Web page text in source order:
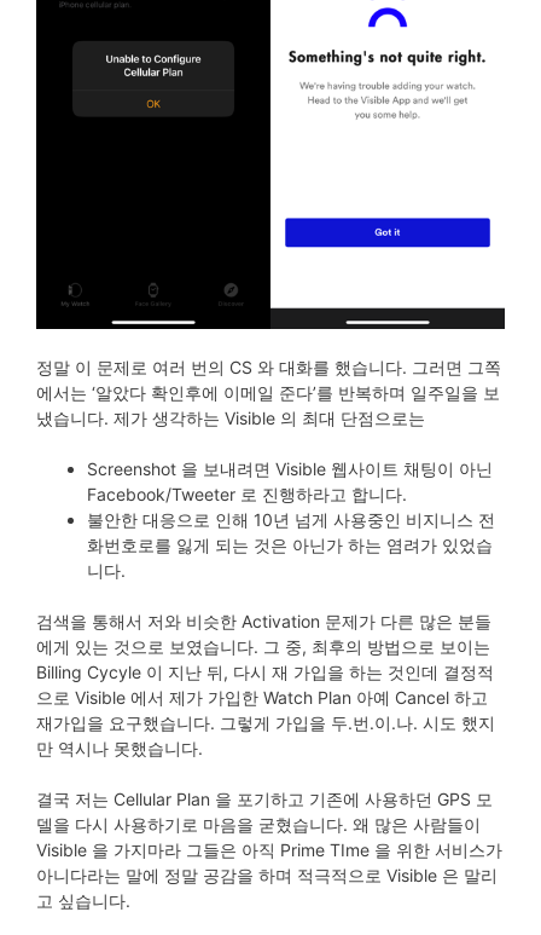
정말 이 문제로 여러 번의 CS 와 대화를 했습니다. 그러면 그쪽
에서는 ‘알았다 확인후에 이메일 준다’를 반복하며 일주일을 보
냈습니다. 제가 생각하는 Visible 의 최대 단점으로는
Screenshot 을 보내려면 Visible 웹사이트 채팅이 아닌
Facebook/Tweeter 로 진행하라고 합니다.
불안한 대응으로 인해 10년 넘게 사용중인 비지니스 전
화번호로를 잃게 되는 것은 아닌가 하는 염려가 있었습
니다.
검색을 통해서 저와 비슷한 Activation 문제가 다른 많은 분들
에게 있는 것으로 보였습니다. 그 중, 최후의 방법으로 보이는
Billing Cycyle 이 지난 뒤, 다시 재 가입을 하는 것인데 결정적
으로 Visible 에서 제가 가입한 Watch Plan 아예 Cancel 하고
재가입을 요구했습니다. 그렇게 가입을 두.번.이.나. 시도 했지
만 역시나 못했습니다.
결국 저는 Cellular Plan 을 포기하고 기존에 사용하던 GPS 모
델을 다시 사용하기로 마음을 굳혔습니다. 왜 많은 사람들이
Visible 을 가지마라 그들은 아직 Prime TIme 을 위한 서비스가
아니다라는 말에 정말 공감을 하며 적극적으로 Visible 은 말리
고 싶습니다.